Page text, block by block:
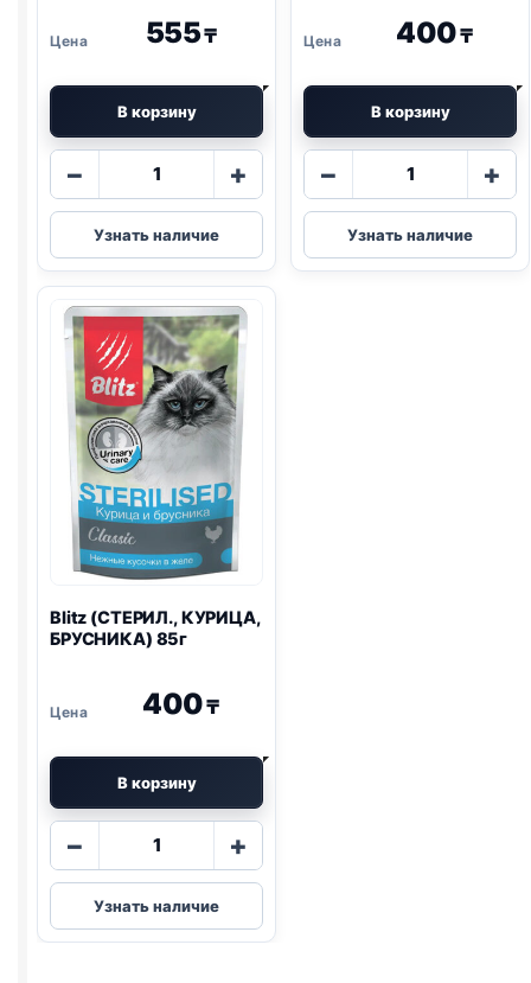
555₸
В корзину
−
Количество
Blitz
Holistic
(ПЕРЕПЕЛКА,
85г
+
Узнать наличие
400₸
В корзину
−
Количество
Blitz
(КУРИЦА,
ПОТРОШКИ)
+
Узнать наличие
Blitz (СТЕРИЛ., КУРИЦА,
БРУСНИКА) 85г
400₸
В корзину
−
Количество
Blitz
(СТЕРИЛ.,
КУРИЦА,
+
Узнать наличие